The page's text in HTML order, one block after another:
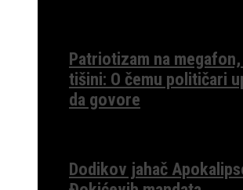
Patriotizam na
tišini: O čemu političari
da govore
Dodikov jahač